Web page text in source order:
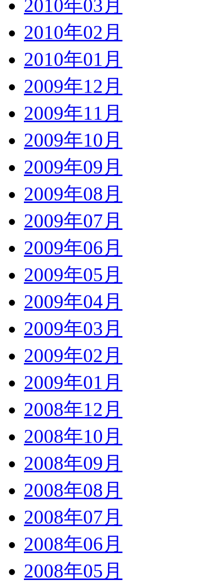
2010年03月
2010年02月
2010年01月
2009年12月
2009年11月
2009年10月
2009年09月
2009年08月
2009年07月
2009年06月
2009年05月
2009年04月
2009年03月
2009年02月
2009年01月
2008年12月
2008年10月
2008年09月
2008年08月
2008年07月
2008年06月
2008年05月